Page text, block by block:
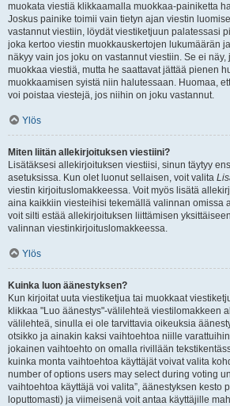
muokata viestiä klikkaamalla muokkaa-painiketta
Joskus painike toimii vain tietyn ajan viestin
vastannut viestiin, löydät viestiketjuun palatessasi
joka kertoo viestin muokkauskertojen lukumäärän
näkyy vain jos joku on vastannut viestiin. Se ei
muokkaa viestiä, mutta he saattavat jättää pienen
muokkaamisen syistä niin halutessaan. Huomaa,
voi poistaa viestejä, jos niihin on joku vastannut.
Ylös
Miten liitän allekirjoituksen viestiini?
Lisätäksesi allekirjoituksen viestiisi, sinun täytyy
asetuksissa. Kun olet luonut sellaisen, voit valita
viestin kirjoituslomakkeessa. Voit myös lisätä
aina kaikkiin viesteihisi tekemällä valinnan omissa
voit silti estää allekirjoituksen liittämisen
valinnan viestinkirjoituslomakkeessa.
Ylös
Kuinka luon äänestyksen?
Kun kirjoitat uuta viestiketjua tai muokkaat
klikkaa "Luo äänestys"-välilehteä viestilomakkeen
välilehteä, sinulla ei ole tarvittavia oikeuksia
otsikko ja ainakin kaksi vaihtoehtoa niille
jokainen vaihtoehto on omalla rivillään
kuinka monta vaihtoehtoa käyttäjät voivat valita
number of options users may select during voting
vaihtoehtoa käyttäjä voi valita”, äänestyksen kesto
loputtomasti) ja viimeisenä voit antaa käyttäjille